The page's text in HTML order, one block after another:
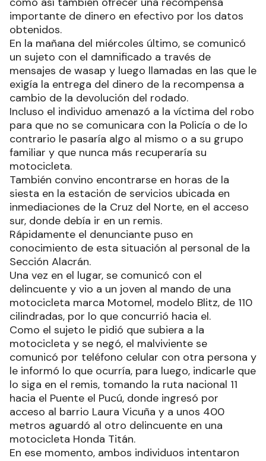
importante de dinero en efectivo por los datos
obtenidos.
En la mañana del miércoles último, se comunicó
un sujeto con el damnificado a través de
mensajes de wasap y luego llamadas en las que le
exigía la entrega del dinero de la recompensa a
cambio de la devolución del rodado.
Incluso el individuo amenazó a la víctima del robo
para que no se comunicara con la Policía o de lo
contrario le pasaría algo al mismo o a su grupo
familiar y que nunca más recuperaría su
motocicleta.
También convino encontrarse en horas de la
siesta en la estación de servicios ubicada en
inmediaciones de la Cruz del Norte, en el acceso
sur, donde debía ir en un remis.
Rápidamente el denunciante puso en
conocimiento de esta situación al personal de la
Sección Alacrán.
Una vez en el lugar, se comunicó con el
delincuente y vio a un joven al mando de una
motocicleta marca Motomel, modelo Blitz, de 110
cilindradas, por lo que concurrió hacia el.
Como el sujeto le pidió que subiera a la
motocicleta y se negó, el malviviente se
comunicó por teléfono celular con otra persona y
le informó lo que ocurría, para luego, indicarle que
lo siga en el remis, tomando la ruta nacional 11
hacia el Puente el Pucú, donde ingresó por
acceso al barrio Laura Vicuña y a unos 400
metros aguardó al otro delincuente en una
motocicleta Honda Titán.
En ese momento, ambos individuos intentaron